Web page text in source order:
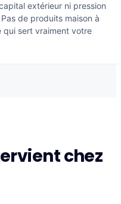
extérieur ni pression
de produits maison à
qui sert vraiment votre
chez